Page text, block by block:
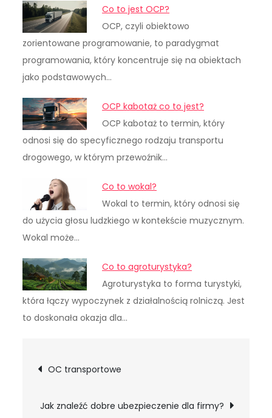
Co to jest OCP?
OCP, czyli obiektowo
zorientowane programowanie, to paradygmat
programowania, który koncentruje się na obiektach
jako podstawowych…
OCP kabotaż co to jest?
OCP kabotaż to termin, który
odnosi się do specyficznego rodzaju transportu
drogowego, w którym przewoźnik…
Co to wokal?
Wokal to termin, który odnosi się
do użycia głosu ludzkiego w kontekście muzycznym.
Wokal może…
Co to agroturystyka?
Agroturystyka to forma turystyki,
która łączy wypoczynek z działalnością rolniczą. Jest
to doskonała okazja dla…
Nawigacja
wpisu
OC transportowe
Jak znaleźć dobre ubezpieczenie dla firmy?